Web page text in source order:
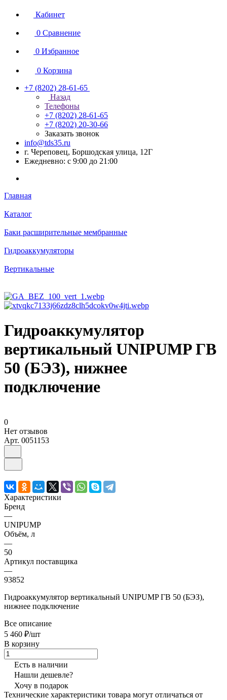
Кабинет
0 Сравнение
0 Избранное
0 Корзина
+7 (8202) 28‑61-65
Назад
Телефоны
+7 (8202) 28‑61-65
+7 (8202) 20‑30-66
Заказать звонок
info@tds35.ru
г. Череповец, Боршодская улица, 12Г
Ежедневно: с 9:00 до 21:00
Главная
Каталог
Баки расширительные мембранные
Гидроаккумуляторы
Вертикальные
Гидроаккумулятор
вертикальный UNIPUMP ГВ
50 (БЭЗ), нижнее
подключение
0
Нет отзывов
Арт. 0051153
Характеристики
Бренд
—
UNIPUMP
Объём, л
—
50
Артикул поставщика
—
93852
Гидроаккумулятор вертикальный UNIPUMP ГВ 50 (БЭЗ),
нижнее подключение
Все описание
5 460 ₽/шт
В корзину
Есть в наличии
Нашли дешевле?
Хочу в подарок
Технические характеристики товара могут отличаться от